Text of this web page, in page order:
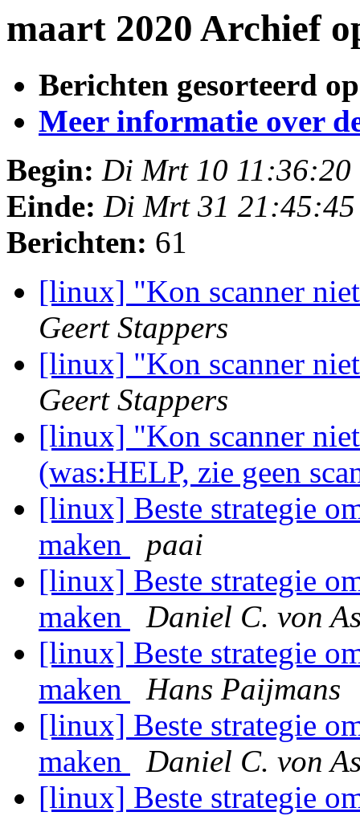
maart 2020 Archief
Berichten gesorteerd
Meer informatie over
Begin: Di Mrt 10 11:36:20
Einde: Di Mrt 31 21:45:45
Berichten: 61
[linux] "Kon scanner
Geert Stappers
[linux] "Kon scanner
Geert Stappers
[linux] "Kon scanner
(was:HELP, zie geen
[linux] Beste strategie
maken
paai
[linux] Beste strategie
maken
Daniel C. von
[linux] Beste strategie
maken
Hans Paijmans
[linux] Beste strategie
maken
Daniel C. von
[linux] Beste strategie